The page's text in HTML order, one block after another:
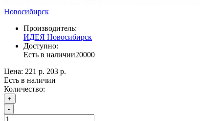
Новосибирск
Производитель:
ИДЕЯ Новосибирск
Доступно:
Есть в наличии20000
Цена: 221 р. 203 р.
Есть в наличии
Количество:
+
-